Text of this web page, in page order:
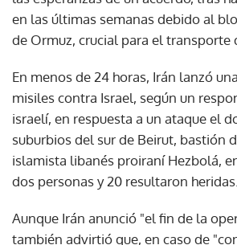
en las últimas semanas debido al
de Ormuz, crucial para el transporte
En menos de 24 horas, Irán lanzó
misiles contra Israel, según un
israelí, en respuesta a un ataque el
suburbios del sur de Beirut, bastión
islamista libanés proiraní Hezbolá,
dos personas y 20 resultaron heridas.
Aunque Irán anunció "el fin de la
también advirtió que, en caso de